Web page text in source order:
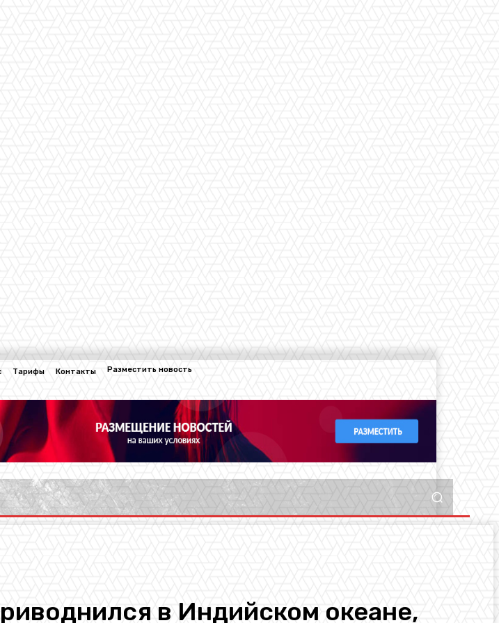
Тарифы Контакты Разместить новость
в Индийском океане,